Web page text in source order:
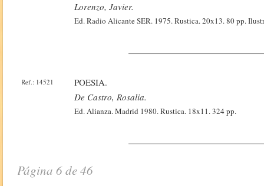
Lorenzo, Javier.
Ed. Radio Alicante SER. 1975. Rustica. 20x13. 80 pp.
Ref.: 14521
POESIA.
De Castro, Rosalia.
Ed. Alianza. Madrid 1980. Rustica. 18x11. 324 pp.
Página 6 de 46